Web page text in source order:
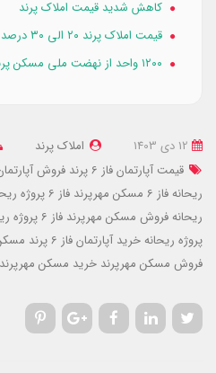
کاهش شدید قیمت املاک پرند
قیمت املاک پرند ۲۰ الی ۳۰ درصد کاهش یافت
املاک پرند
قیمت آپارتمان فاز 6 پرند
فروش آپارتمان فاز
ریحانه فاز 6
مسکن مهرپرند فاز 6 پروژه ریحانه
ریحانهفروش مسکن مهرپرند فاز 6 پروژه ریحانه
پروژه ریحانهخرید آپارتمان فاز 6 پرند
فروش مسکن مهرپرند خرید مسکن مهرپرند